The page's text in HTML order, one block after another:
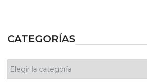
CATEGORÍAS